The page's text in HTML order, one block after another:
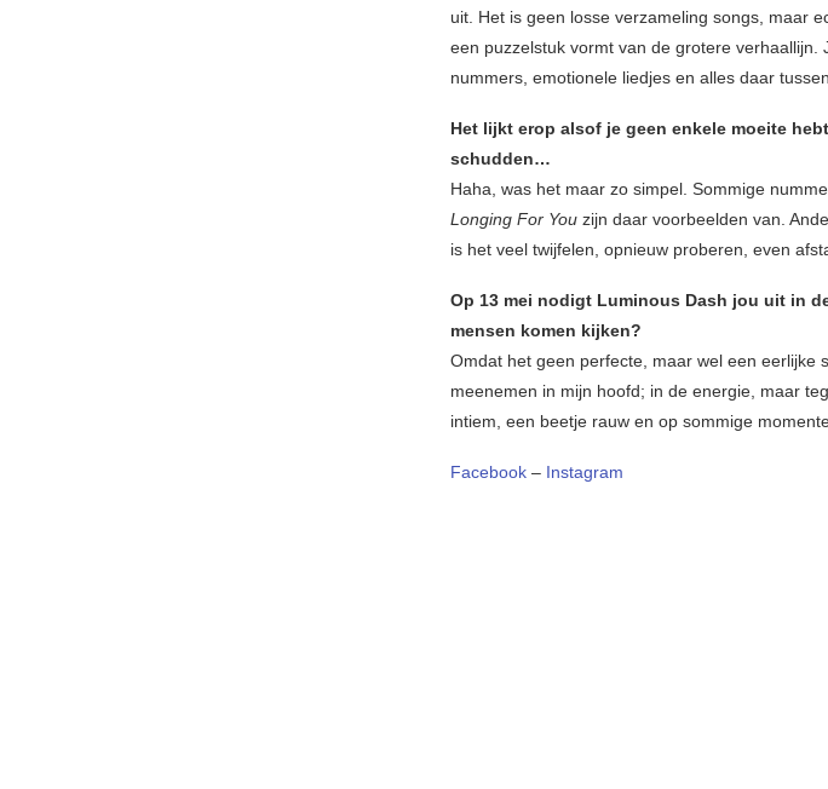
uit. Het is geen losse verzameling songs, maar
een puzzelstuk vormt van de grotere
nummers, emotionele liedjes en alles daar
Het lijkt erop alsof je geen enkele moeite
schudden…
Haha, was het maar zo simpel. Sommige
Longing For You zijn daar voorbeelden van.
is het veel twijfelen, opnieuw proberen, even
Op 13 mei nodigt Luminous Dash jou uit in
mensen komen kijken?
Omdat het geen perfecte, maar wel een eerlijke
meenemen in mijn hoofd; in de energie, maar
intiem, een beetje rauw en op sommige
Facebook – Instagram